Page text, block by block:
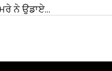
ਨੇ ਉਡਾਏ...